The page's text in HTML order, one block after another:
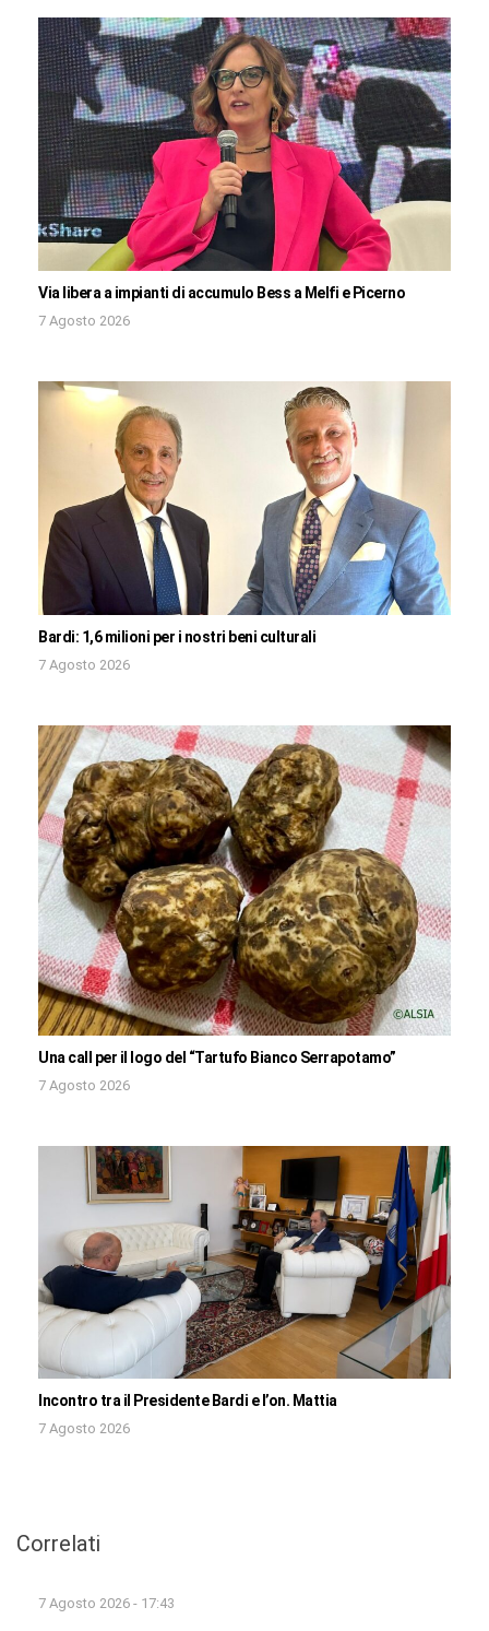
Via libera a impianti di accumulo Bess a Melfi e Picerno
7 Agosto 2026
Bardi: 1,6 milioni per i nostri beni culturali
7 Agosto 2026
Una call per il logo del “Tartufo Bianco Serrapotamo”
7 Agosto 2026
Incontro tra il Presidente Bardi e l’on. Mattia
7 Agosto 2026
Correlati
7 Agosto 2026 - 17:43